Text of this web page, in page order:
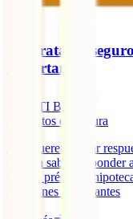
Contratar el
importantes
IATI Blog
minutos de lectura
Hoy queremos dar
debería saber
con un préstamo
cuestiones importantes